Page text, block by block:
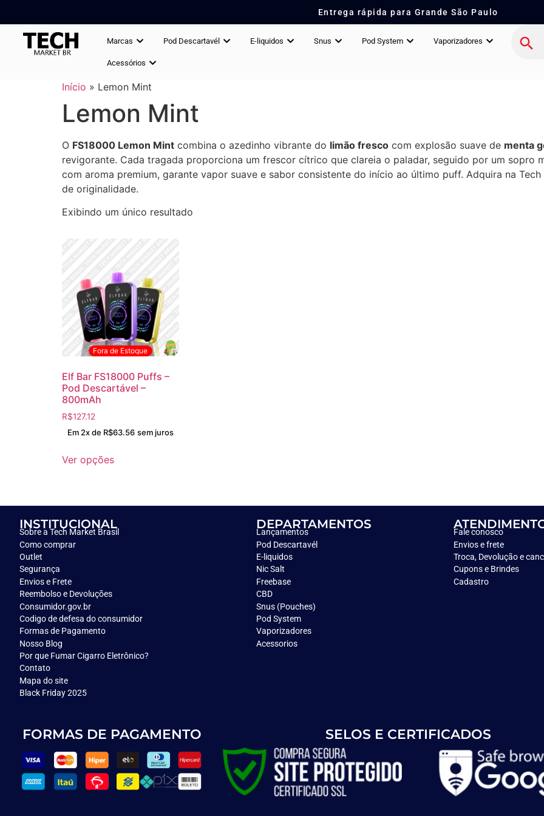
Entrega rápida para Grande São Paulo
Marcas Pod Descartavél E-liquidos Snus Pod System Vaporizadores
Acessórios
Início » Lemon Mint
Lemon Mint
O FS18000 Lemon Mint combina o azedinho vibrante do limão fresco com explosão suave de menta
revigorante. Cada tragada proporciona um frescor cítrico que clareia o paladar, seguido por um sopro
com aroma premium, garante vapor suave e sabor consistente do início ao último puff. Adquira na
de originalidade.
Exibindo um único resultado
Fora de Estoque
Elf Bar FS18000 Puffs –
Pod Descartável –
800mAh
R$127.12
Em 2x de R$63.56 sem juros
Ver opções
INSTITUCIONAL
Sobre a Tech Market Brasil
Como comprar
Outlet
Segurança
Envios e Frete
Reembolso e Devoluções
Consumidor.gov.br
Codigo de defesa do consumidor
Formas de Pagamento
Nosso Blog
Por que Fumar Cigarro Eletrônico?
Contato
Mapa do site
Black Friday 2025
DEPARTAMENTOS
Lançamentos
Pod Descartavél
E-liquidos
Nic Salt
Freebase
CBD
Snus (Pouches)
Pod System
Vaporizadores
Acessorios
Fale conosco
Envios e frete
Troca, Devolução e
Cupons e Brindes
Cadastro
FORMAS DE PAGAMENTO SELOS E CERTIFICADOS